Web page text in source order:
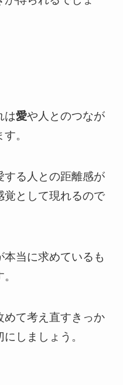
は愛や人とのつなが
。
する人との距離感が
覚として現れるので
当に求めているも
めて考え直すきっか
しましょう。